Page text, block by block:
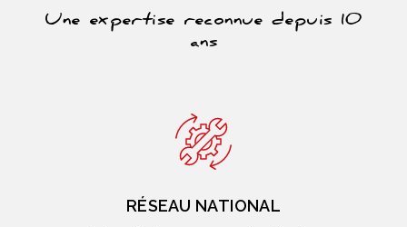
Une expertise reconnue depuis 10
ans
RÉSEAU NATIONAL